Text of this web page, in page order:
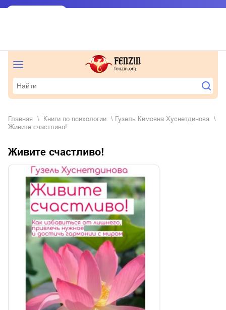
Главная книги по психологии
Гузель Кимовна Хуснетдинова
Живите счастливо!
Живите счастливо!